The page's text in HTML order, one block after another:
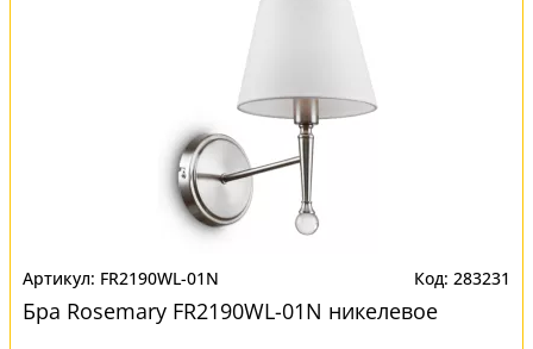
FR2190WL-01N 283231
Бра Rosemary FR2190WL-01N никелевое